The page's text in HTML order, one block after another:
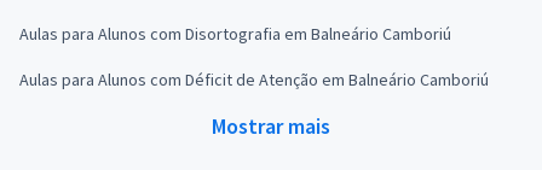
Aulas para Alunos com Disortografia em Balneário Camboriú
Aulas para Alunos com Déficit de Atenção em Balneário Camboriú
Mostrar mais